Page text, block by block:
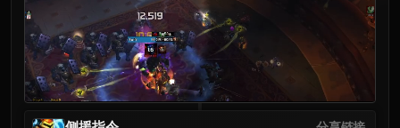
Elegon
Will of the Emperor
Imperial Vizier Zor'lok
Blade Lord Ta'yak
Garalon